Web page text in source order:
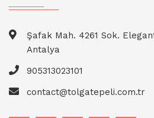
Şafak Mah. 4261 Sok.
Antalya
905313023101
contact@tolgatepeli.com.tr